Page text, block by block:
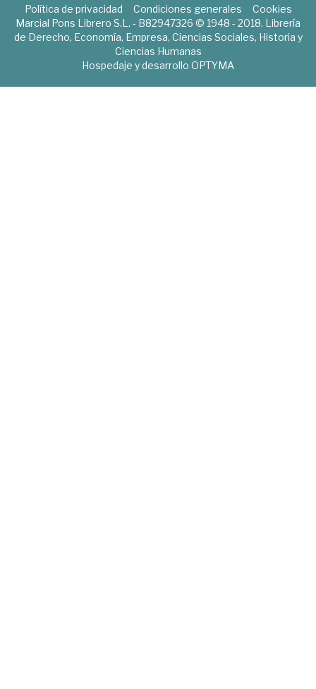
Política de privacidad Condiciones generales
Cookies
Marcial Pons Librero S.L. - B82947326 © 1948 - 2018. Librería
de Derecho, Economía, Empresa, Ciencias Sociales, Historia y
Ciencias Humanas
Hospedaje y desarrollo OPTYMA